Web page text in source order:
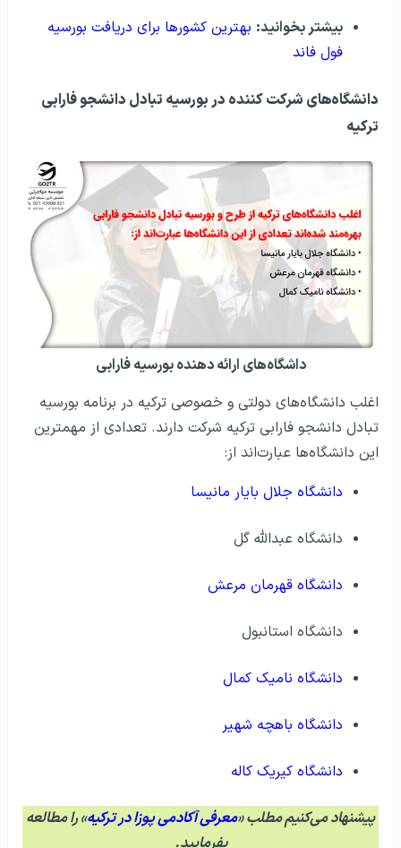
بیشتر بخوانید: بهترین کشورها برای دریافت بورسیه
فول فاند
دانشگاه‌های شرکت کننده در بورسیه تبادل دانشجو فارابی
ترکیه
داشگاه‌های ارائه دهنده بورسیه فارابی
اغلب دانشگاه‌های دولتی و خصوصی ترکیه در برنامه بورسیه
تبادل دانشجو فارابی ترکیه شرکت دارند. تعدادی از مهمترین‌
این دانشگاه‌ها عبارت‌اند از:
دانشگاه جلال بایار مانیسا
دانشگاه عبدالله گل
دانشگاه قهرمان مرعش
دانشگاه استانبول
دانشگاه نامیک کمال
دانشگاه باهچه شهیر
دانشگاه کیریک کاله
پیشنهاد می‌کنیم مطلب «معرفی آکادمی پوزا در ترکیه» را مطالعه
بفرمایید.